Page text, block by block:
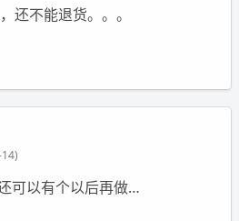
还不能退货。。。
可以有个以后再做…